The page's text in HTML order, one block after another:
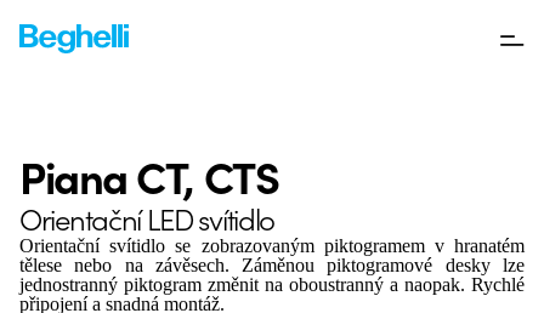
Piana CT, CTS
Orientační LED svítidlo
Orientační svítidlo se zobrazovaným piktogramem v hranatém
tělese nebo na závěsech. Záměnou piktogramové desky lze
jednostranný piktogram změnit na oboustranný a naopak. Rychlé
připojení a snadná montáž.